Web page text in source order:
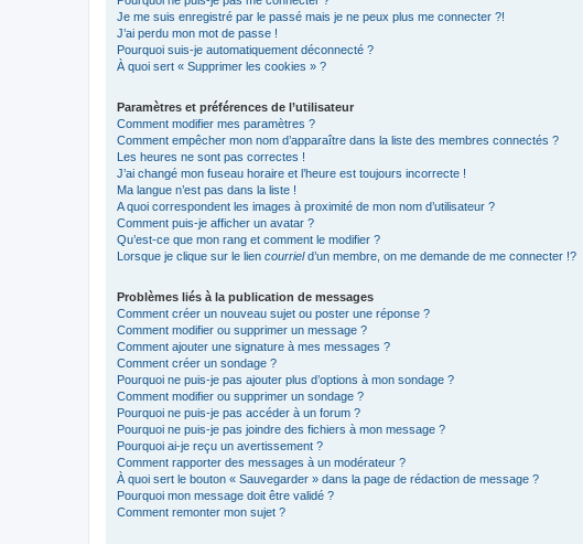
Je me suis enregistré par le passé mais je ne peux plus me connecter ?!
J’ai perdu mon mot de passe !
Pourquoi suis-je automatiquement déconnecté ?
À quoi sert « Supprimer les cookies » ?
Paramètres et préférences de l’utilisateur
Comment modifier mes paramètres ?
Comment empêcher mon nom d’apparaître dans la liste des membres connectés ?
Les heures ne sont pas correctes !
J’ai changé mon fuseau horaire et l’heure est toujours incorrecte !
Ma langue n’est pas dans la liste !
A quoi correspondent les images à proximité de mon nom d’utilisateur ?
Comment puis-je afficher un avatar ?
Qu’est-ce que mon rang et comment le modifier ?
Lorsque je clique sur le lien courrield’un membre, on me demande de me connecter !?
Problèmes liés à la publication de messages
Comment créer un nouveau sujet ou poster une réponse ?
Comment modifier ou supprimer un message ?
Comment ajouter une signature à mes messages ?
Comment créer un sondage ?
Pourquoi ne puis-je pas ajouter plus d’options à mon sondage ?
Comment modifier ou supprimer un sondage ?
Pourquoi ne puis-je pas accéder à un forum ?
Pourquoi ne puis-je pas joindre des fichiers à mon message ?
Pourquoi ai-je reçu un avertissement ?
Comment rapporter des messages à un modérateur ?
À quoi sert le bouton « Sauvegarder » dans la page de rédaction de message ?
Pourquoi mon message doit être validé ?
Comment remonter mon sujet ?